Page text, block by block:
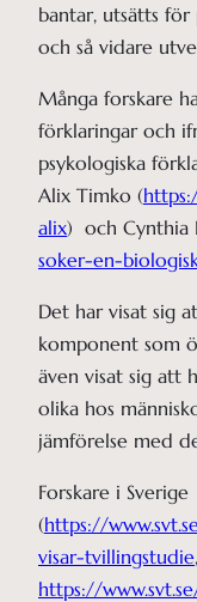
bantar, utsätts för
och så vidare
Många forskare
förklaringar och
psykologiska
Alix Timko (
alix) och Cynthia
soker-en-
Det har visat sig
komponent som
även visat sig att
olika hos
jämförelse med
Forskare i Sverige
(https://
visar-tvillingstudie,
https://